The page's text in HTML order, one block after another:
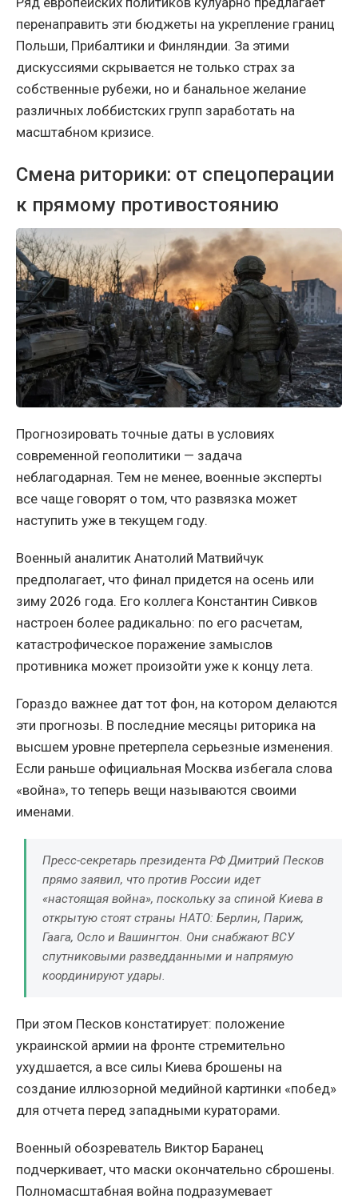
перенаправить эти бюджеты на укрепление границ
Польши, Прибалтики и Финляндии. За этими
дискуссиями скрывается не только страх за
собственные рубежи, но и банальное желание
различных лоббистских групп заработать на
масштабном кризисе.
Смена риторики: от спецоперации
к прямому противостоянию
Прогнозировать точные даты в условиях
современной геополитики — задача
неблагодарная. Тем не менее, военные эксперты
все чаще говорят о том, что развязка может
наступить уже в текущем году.
Военный аналитик Анатолий Матвийчук
предполагает, что финал придется на осень или
зиму 2026 года. Его коллега Константин Сивков
настроен более радикально: по его расчетам,
катастрофическое поражение замыслов
противника может произойти уже к концу лета.
Гораздо важнее дат тот фон, на котором делаются
эти прогнозы. В последние месяцы риторика на
высшем уровне претерпела серьезные изменения.
Если раньше официальная Москва избегала слова
«война», то теперь вещи называются своими
именами.
Пресс-секретарь президента РФ Дмитрий Песков
прямо заявил, что против России идет
«настоящая война», поскольку за спиной Киева в
открытую стоят страны НАТО: Берлин, Париж,
Гаага, Осло и Вашингтон. Они снабжают ВСУ
спутниковыми разведданными и напрямую
координируют удары.
При этом Песков констатирует: положение
украинской армии на фронте стремительно
ухудшается, а все силы Киева брошены на
создание иллюзорной медийной картинки «побед»
для отчета перед западными кураторами.
Военный обозреватель Виктор Баранец
подчеркивает, что маски окончательно сброшены.
Полномасштабная война подразумевает